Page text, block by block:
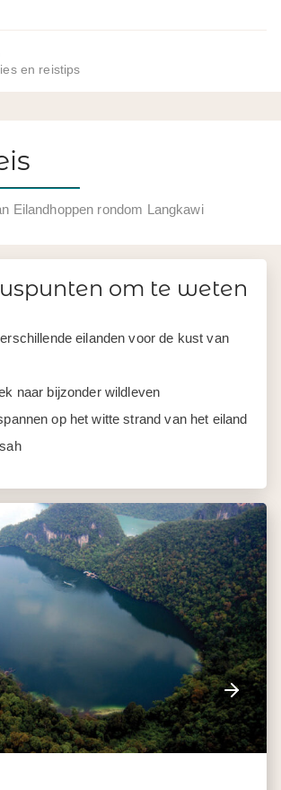
en reistips
Eilandhoppen rondom Langkawi
om te weten
eilanden voor de kust van
naar bijzonder wildleven
op het witte strand van het eiland